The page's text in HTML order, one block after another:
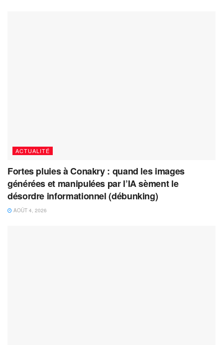
ACTUALITÉ
Fortes pluies à Conakry : quand les images
générées et manipulées par l’IA sèment le
désordre informationnel (débunking)
AOÛT 4, 2026